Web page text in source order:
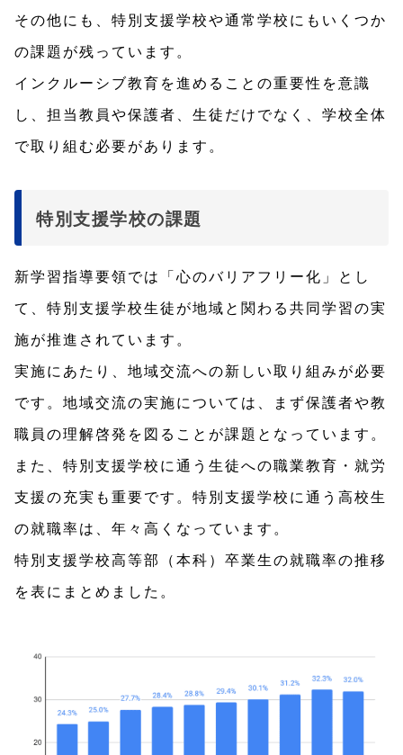
その他にも、特別支援学校や通常学校にもいくつか
の課題が残っています。
インクルーシブ教育を進めることの重要性を意識
し、担当教員や保護者、生徒だけでなく、学校全体
で取り組む必要があります。
特別支援学校の課題
新学習指導要領では「心のバリアフリー化」とし
て、特別支援学校生徒が地域と関わる共同学習の実
施が推進されています。
実施にあたり、地域交流への新しい取り組みが必要
です。地域交流の実施については、まず保護者や教
職員の理解啓発を図ることが課題となっています。
また、特別支援学校に通う生徒への職業教育・就労
支援の充実も重要です。特別支援学校に通う高校生
の就職率は、年々高くなっています。
特別支援学校高等部（本科）卒業生の就職率の推移
を表にまとめました。